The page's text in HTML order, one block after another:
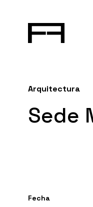
Arquitectura
Sede
Fecha